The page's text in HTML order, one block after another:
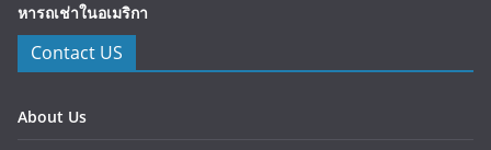
หารถเช่าในอเมริกา
Contact US
About Us